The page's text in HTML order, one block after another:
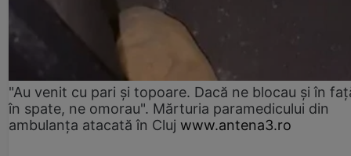
"Au venit cu pari și topoare. Dacă ne blocau şi în
în spate, ne omorau". Mărturia paramedicului din
ambulanţa atacată în Cluj www.antena3.ro